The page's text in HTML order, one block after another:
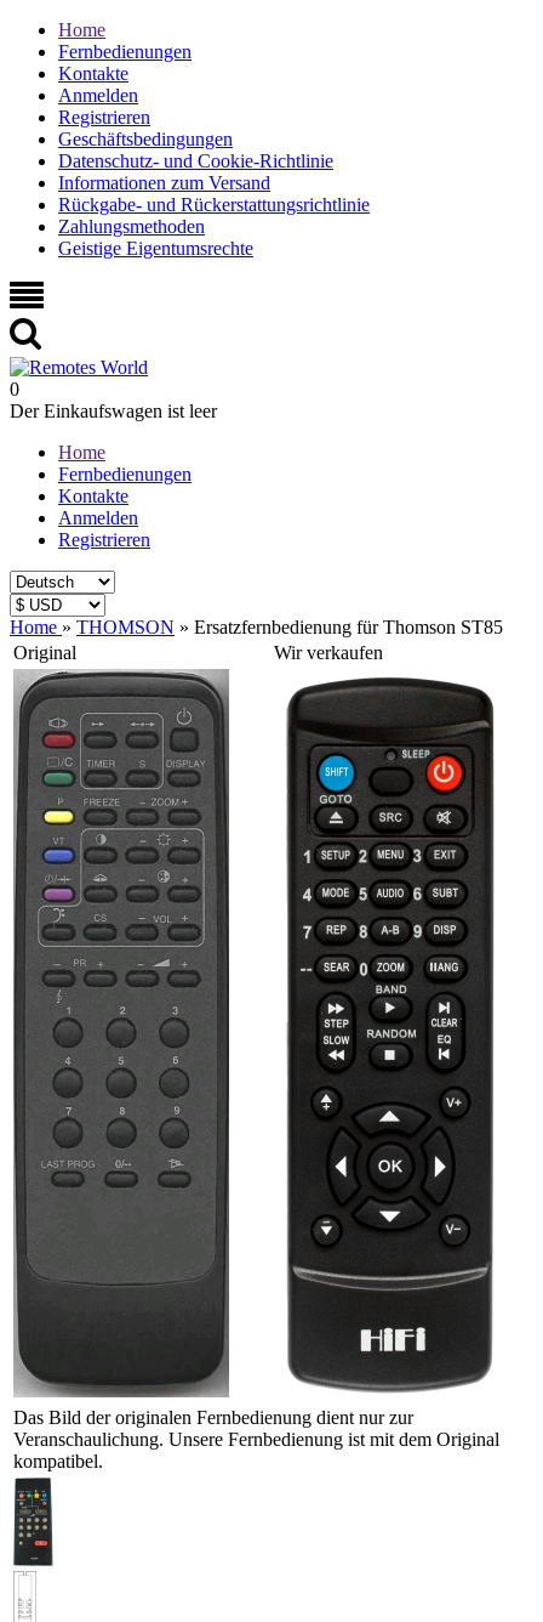
Home
Fernbedienungen
Kontakte
Anmelden
Registrieren
Geschäftsbedingungen
Datenschutz- und Cookie-Richtlinie
Informationen zum Versand
Rückgabe- und Rückerstattungsrichtlinie
Zahlungsmethoden
Geistige Eigentumsrechte
0
Der Einkaufswagen ist leer
Home
Fernbedienungen
Kontakte
Anmelden
Registrieren
Home » THOMSON » Ersatzfernbedienung für Thomson ST85
Original
Wir verkaufen
Das Bild der originalen Fernbedienung dient nur zur
Veranschaulichung. Unsere Fernbedienung ist mit dem Original
kompatibel.